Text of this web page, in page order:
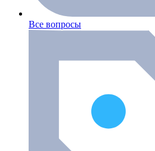
Все вопросы